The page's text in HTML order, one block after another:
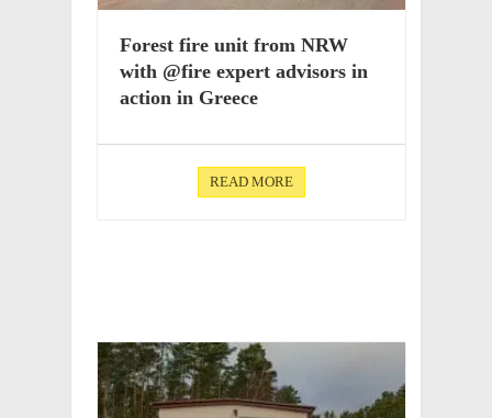
Forest fire unit from NRW
with @fire expert advi­sors in
action in Greece
READ MORE